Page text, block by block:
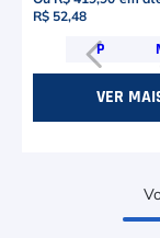
R$ 52,48
P
VER